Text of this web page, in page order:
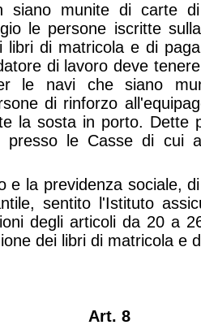
siano munite di carte
le persone iscritte
libri di matricola e di
di lavoro deve
le navi che siano
di rinforzo
la sosta in porto. Dette
presso le Casse di cui
e la previdenza sociale,
sentito l'Istituto
degli articoli da 20 a
dei libri di matricola e
Art. 8